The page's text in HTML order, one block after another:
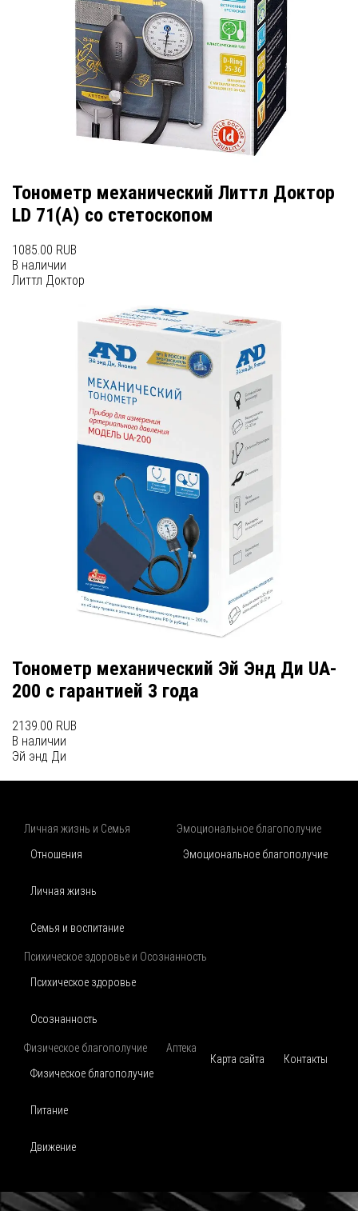
Тонометр механический Литтл Доктор
LD 71(А) со стетоскопом
1085.00 RUB
В наличии
Литтл Доктор
Тонометр механический Эй Энд Ди UA-
200 с гарантией 3 года
2139.00 RUB
В наличии
Эй энд Ди
Личная жизнь и Семья
Отношения
Личная жизнь
Семья и воспитание
Эмоциональное благополучие
Эмоциональное благополучие
Психическое здоровье и Осознанность
Психическое здоровье
Осознанность
Физическое благополучие
Физическое благополучие
Питание
Движение
Аптека
Карта сайта
Контакты